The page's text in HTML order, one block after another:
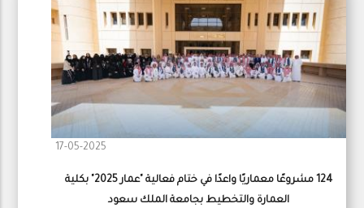
17-05-2025
124 مشروعًا معماريًا واعدًا في ختام فعالية "عمار 2025" بكلية
العمارة والتخطيط بجامعة الملك سعود